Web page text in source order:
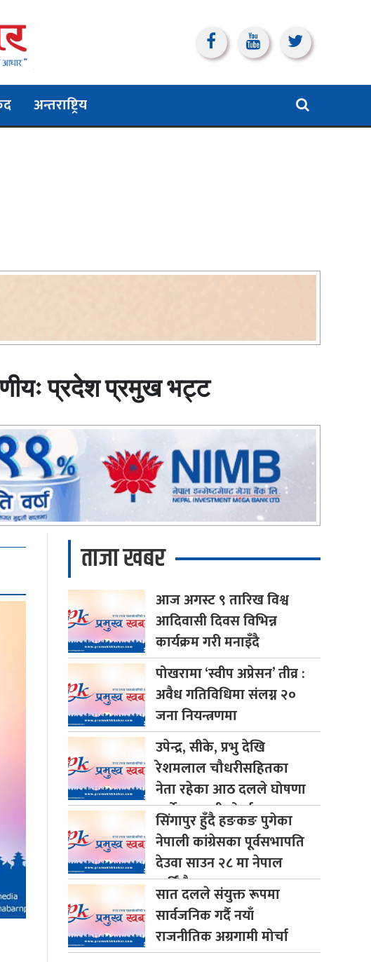
अन्तराष्ट्रिय
प्रदेश प्रमुख भट्ट
ताजा खबर
आजअगस्ट ९ तारिख विश्व
आदिवासी दिवस विभिन्न
कार्यक्रम गरी मनाइँदै
पोखरामा‘स्वीप अप्रेसन’ तीव्र :
अवैध गतिविधिमा संलग्न २०
जना नियन्त्रणमा
उपेन्द्र,सीके, प्रभु देखि
रेशमलाल चौधरीसहितका
नेता रहेका आठ दलले घोषणा
गर्यो अग्रगामी मोर्चा
सिंगापुरहुँदै हङकङ पुगेका
नेपाली कांग्रेसका पूर्वसभापति
देउवा साउन २८ मा नेपाल
फर्किँदै
सातदलले संयुक्त रूपमा
सार्वजनिक गर्दै नयाँ
राजनीतिक अग्रगामी मोर्चा